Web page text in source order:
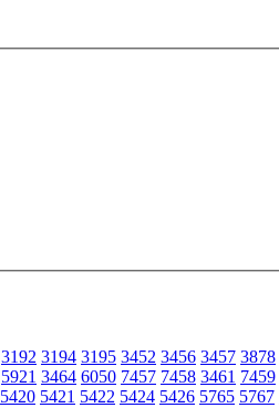
3192 3194 3195 3452 3456 3457 3878
5921 3464 6050 7457 7458 3461 7459
5420 5421 5422 5424 5426 5765 5767